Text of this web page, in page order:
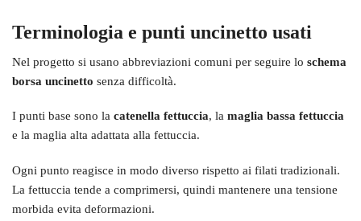
Terminologia e punti uncinetto usati
Nel progetto si usano abbreviazioni comuni per seguire lo schema
borsa uncinetto senza difficoltà.
I punti base sono la catenella fettuccia, la maglia bassa fettuccia
e la maglia alta adattata alla fettuccia.
Ogni punto reagisce in modo diverso rispetto ai filati tradizionali.
La fettuccia tende a comprimersi, quindi mantenere una tensione
morbida evita deformazioni.